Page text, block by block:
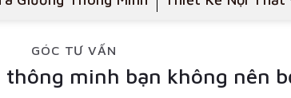
GÓC TƯ VẤN
thông minh bạn không nên